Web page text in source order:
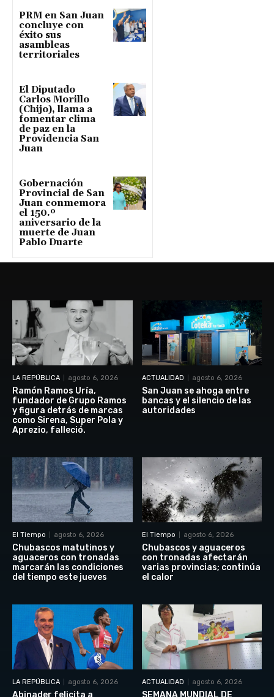
PRM en San Juan
concluye con
éxito sus
asambleas
territoriales
El Diputado
Carlos Morillo
(Chijo), llama a
fomentar clima
de paz en la
Providencia San
Juan
Gobernación
Provincial de San
Juan conmemora
el 150.º
aniversario de la
muerte de Juan
Pablo Duarte
LA REPÚBLICA agosto 6, 2026
Ramón Ramos Uría,
fundador de Grupo Ramos
y figura detrás de marcas
como Sirena, Super Pola y
Aprezio, falleció.
ACTUALIDAD agosto 6, 2026
San Juan se ahoga entre
bancas y el silencio de las
autoridades
El Tiempo agosto 6, 2026
Chubascos matutinos y
aguaceros con tronadas
marcarán las condiciones
del tiempo este jueves
El Tiempo agosto 6, 2026
Chubascos y aguaceros
con tronadas afectarán
varias provincias; continúa
el calor
LA REPÚBLICA agosto 6, 2026 ACTUALIDAD agosto 6, 2026